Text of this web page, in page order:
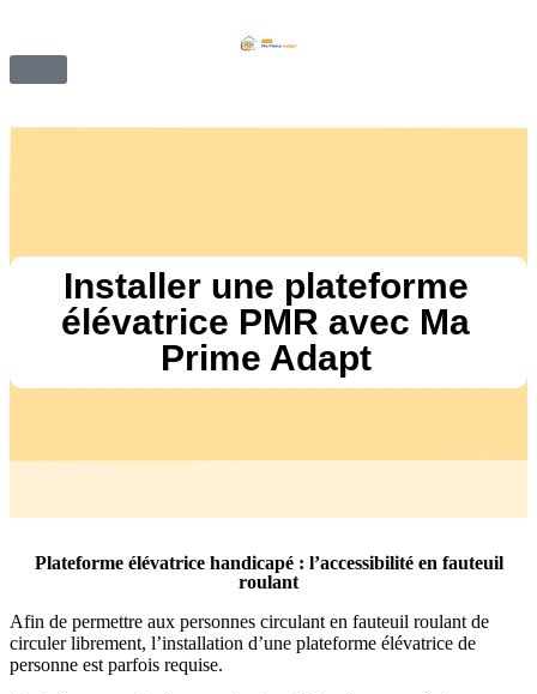
Installer une plateforme
élévatrice PMR avec Ma
Prime Adapt
Plateforme élévatrice handicapé : l’accessibilité en fauteuil
roulant
Afin de permettre aux personnes circulant en fauteuil roulant de
circuler librement, l’installation d’une plateforme élévatrice de
personne est parfois requise.